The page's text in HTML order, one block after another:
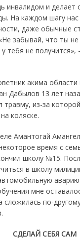
инвалидом и делает
На каждом шагу
даже обычные
забывай, что ты не
тебя не получится»,
акима
Дабылов 13 лет
травму, из-за
коляске.
Амантогай
время с
школу №15.
в школу
мне
сложилась по-
СДЕЛАЙ СЕБЯ САМ